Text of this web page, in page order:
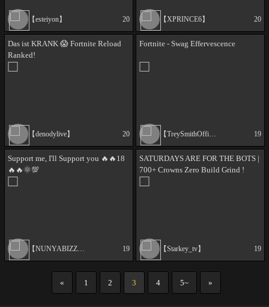
【esteiyon】 20 【XPRINCE6】 20
Das ist KRANK 😱 Fortnite Reload
Ranked!
【denodylive】 20
Fortnite - Swag Effervescence
【TreySmithOfficial】 19
Support me, I'll Support you 🔥🔥18
🔥🔥🌞💯
【NUNYABIZZTTV】 19
SATURDAYS ARE FOR THE BOTS |
700+ Crowns Zero Build Grind !
【Starkey_tv】 19
« 1 2 3 4 5~ »